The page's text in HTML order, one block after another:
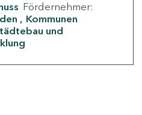
Fördernehmer:
Kommunen
und